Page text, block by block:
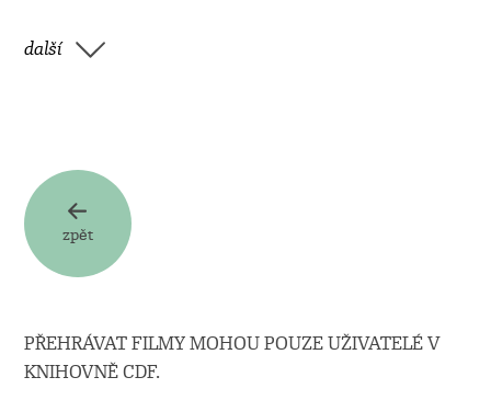
další
zpět
PŘEHRÁVAT FILMY MOHOU POUZE UŽIVATELÉ V
KNIHOVNĚ CDF.